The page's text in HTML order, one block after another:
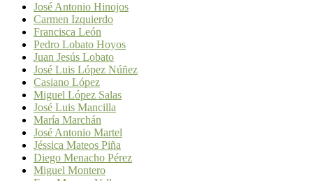
José Antonio Hinojos
Carmen Izquierdo
Francisca León
Pedro Lobato Hoyos
Juan Jesús Lobato
José Luis López Núñez
Casiano López
Miguel López Salas
José Luis Mancilla
María Marchán
José Antonio Martel
Jéssica Mateos Piña
Diego Menacho Pérez
Miguel Montero